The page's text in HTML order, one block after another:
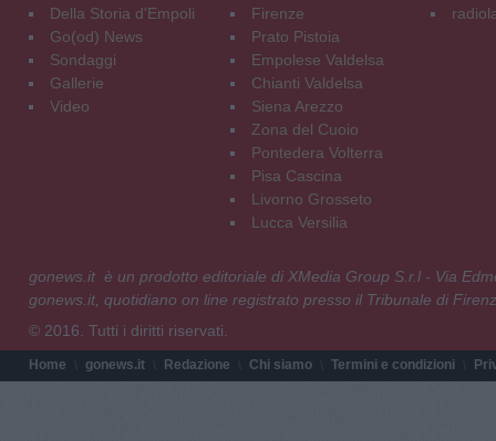
Della Storia d'Empoli
Go(od) News
Sondaggi
Gallerie
Video
Firenze
Prato Pistoia
Empolese Valdelsa
Chianti Valdelsa
Siena Arezzo
Zona del Cuoio
Pontedera Volterra
Pisa Cascina
Livorno Grosseto
Lucca Versilia
gonews.it è un prodotto editoriale di XMedia Group S.r.l - Via
gonews.it, quotidiano on line registrato presso il Tribunale di
© 2016. Tutti i diritti riservati.
Home gonews.it Redazione Chi siamo Termini e condizioni